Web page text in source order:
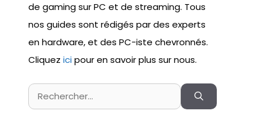
de gaming sur PC et de streaming. Tous
nos guides sont rédigés par des experts
en hardware, et des PC-iste chevronnés.
Cliquez icipour en savoir plus sur nous.
Rechercher :